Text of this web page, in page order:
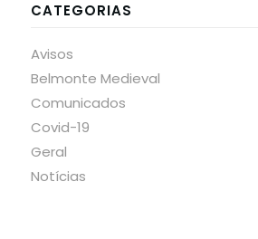
CATEGORIAS
Avisos
Belmonte Medieval
Comunicados
Covid-19
Geral
Notícias